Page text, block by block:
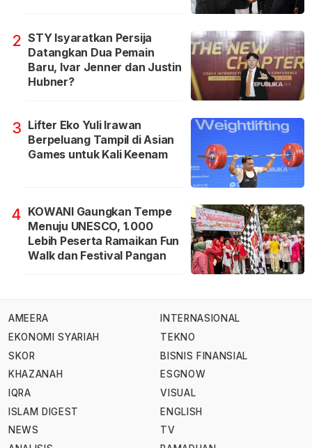
2 STY Isyaratkan Persija
Datangkan Dua Pemain
Baru, Ivar Jenner dan Justin
Hubner?
3 Lifter Eko Yuli Irawan
Berpeluang Tampil di Asian
Games untuk Kali Keenam
4 KOWANI Gaungkan Tempe
Menuju UNESCO, 1.000
Lebih Peserta Ramaikan Fun
Walk dan Festival Pangan
AMEERA
EKONOMI SYARIAH
SKOR
KHAZANAH
IQRA
ISLAM DIGEST
NEWS
INTERNASIONAL
TEKNO
BISNIS FINANSIAL
ESGNOW
VISUAL
ENGLISH
TV